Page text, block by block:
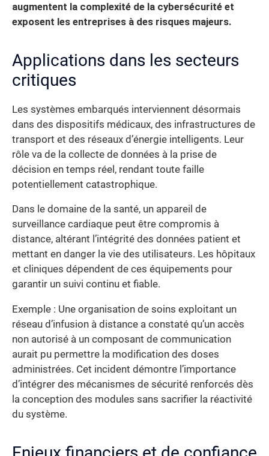
augmentent la complexité de la cybersécurité et
exposent les entreprises à des risques majeurs.
Applications dans les secteurs
critiques
Les systèmes embarqués interviennent désormais
dans des dispositifs médicaux, des infrastructures de
transport et des réseaux d’énergie intelligents. Leur
rôle va de la collecte de données à la prise de
décision en temps réel, rendant toute faille
potentiellement catastrophique.
Dans le domaine de la santé, un appareil de
surveillance cardiaque peut être compromis à
distance, altérant l’intégrité des données patient et
mettant en danger la vie des utilisateurs. Les hôpitaux
et cliniques dépendent de ces équipements pour
garantir un suivi continu et fiable.
Exemple : Une organisation de soins exploitant un
réseau d’infusion à distance a constaté qu’un accès
non autorisé à un composant de communication
aurait pu permettre la modification des doses
administrées. Cet incident démontre l’importance
d’intégrer des mécanismes de sécurité renforcés dès
la conception des modules sans sacrifier la réactivité
du système.